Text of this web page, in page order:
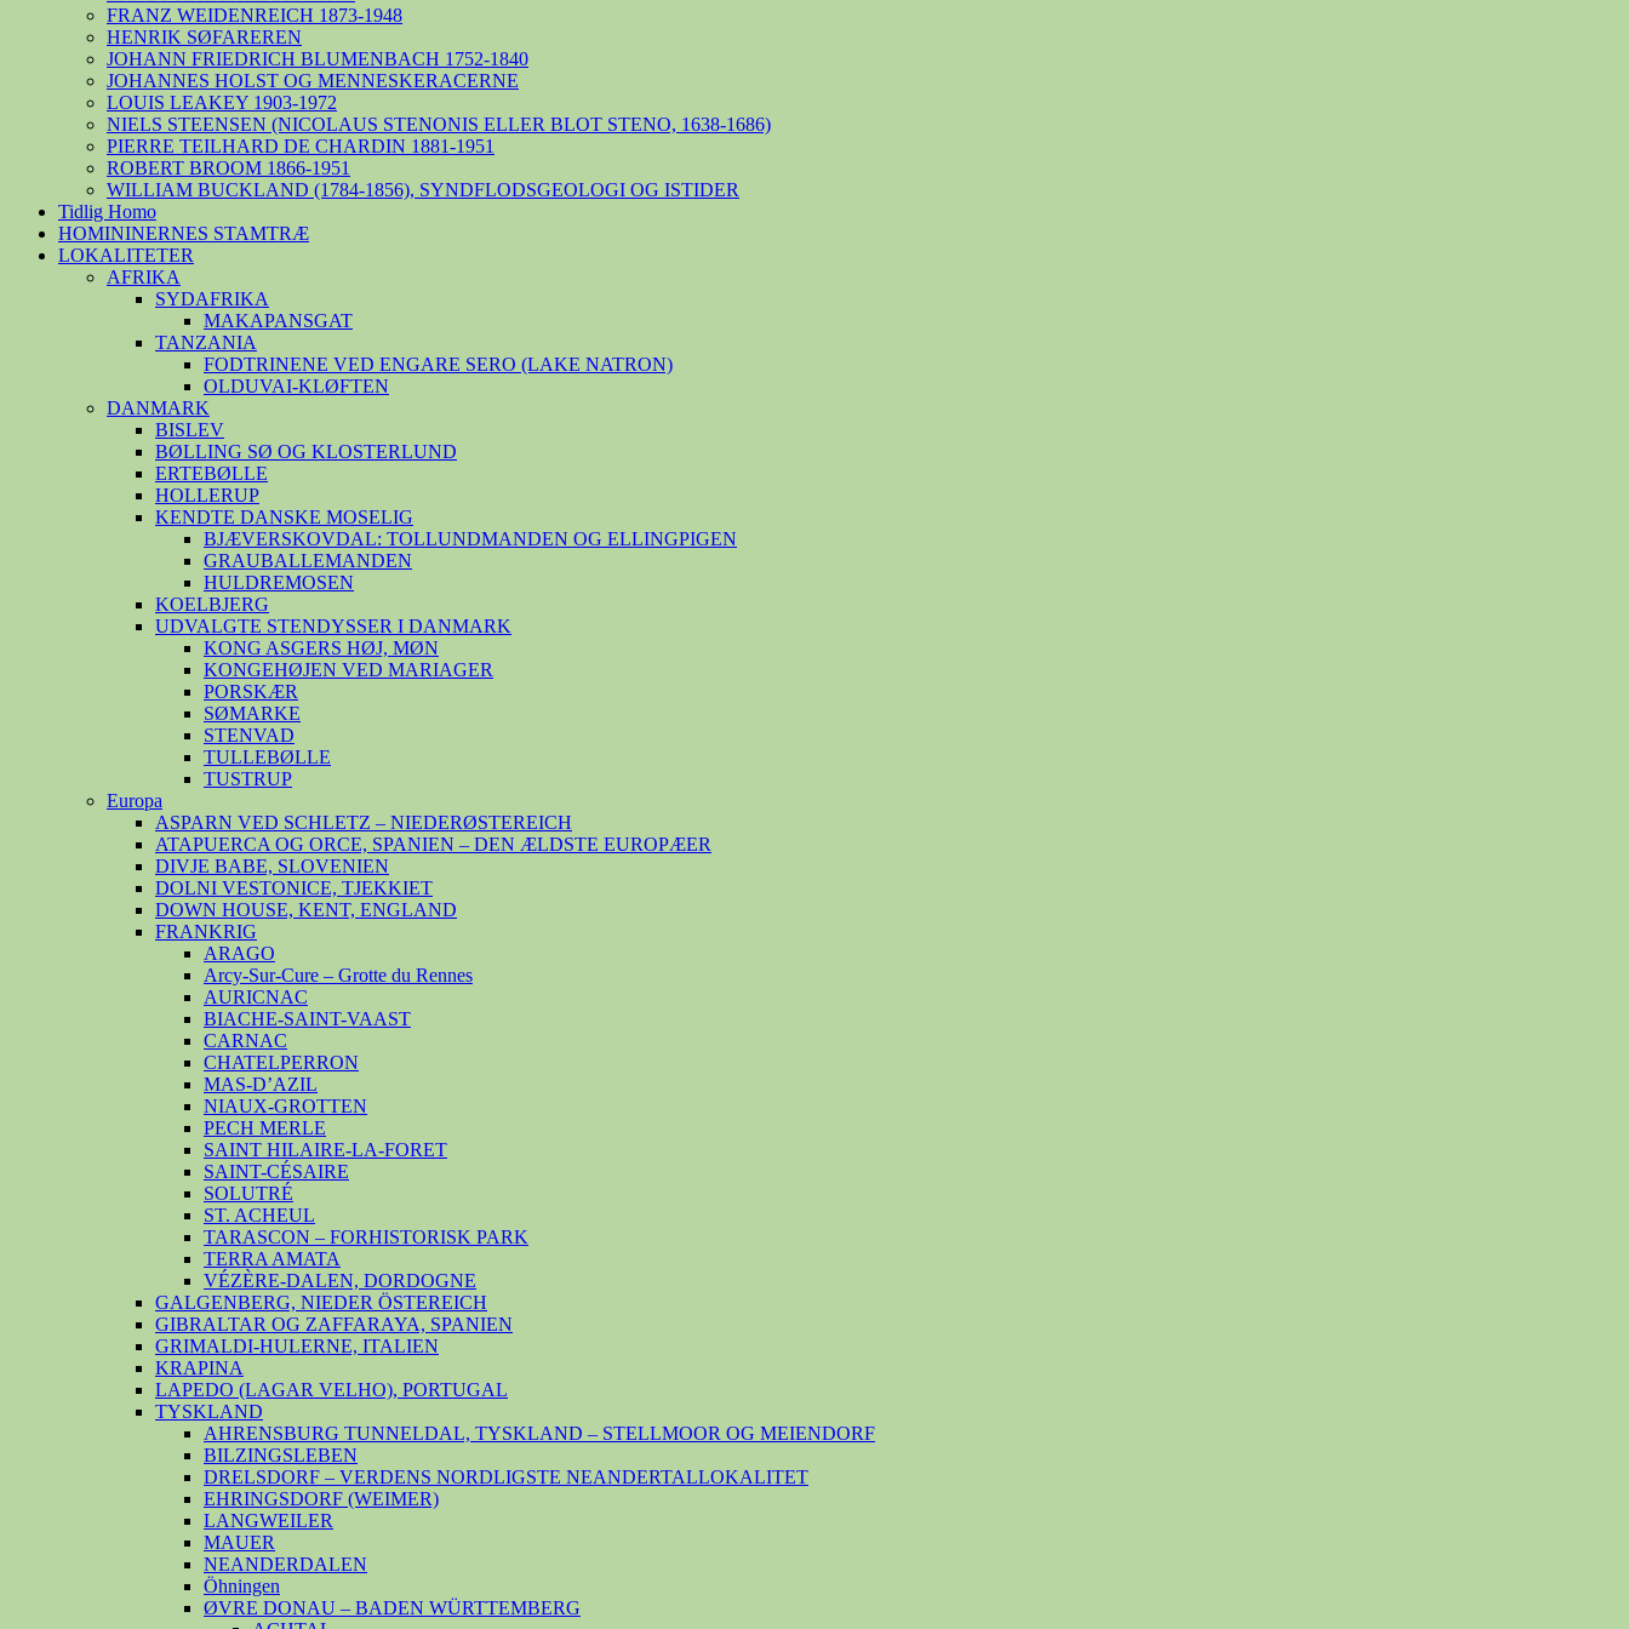
FRANZ WEIDENREICH 1873-1948
HENRIK SØFAREREN
JOHANN FRIEDRICH BLUMENBACH 1752-1840
JOHANNES HOLST OG MENNESKERACERNE
LOUIS LEAKEY 1903-1972
NIELS STEENSEN (NICOLAUS STENONIS ELLER BLOT STENO, 1638-1686)
PIERRE TEILHARD DE CHARDIN 1881-1951
ROBERT BROOM 1866-1951
WILLIAM BUCKLAND (1784-1856), SYNDFLODSGEOLOGI OG ISTIDER
Tidlig Homo
HOMININERNES STAMTRÆ
LOKALITETER
AFRIKA
SYDAFRIKA
MAKAPANSGAT
TANZANIA
FODTRINENE VED ENGARE SERO (LAKE NATRON)
OLDUVAI-KLØFTEN
DANMARK
BISLEV
BØLLING SØ OG KLOSTERLUND
ERTEBØLLE
HOLLERUP
KENDTE DANSKE MOSELIG
BJÆVERSKOVDAL: TOLLUNDMANDEN OG ELLINGPIGEN
GRAUBALLEMANDEN
HULDREMOSEN
KOELBJERG
UDVALGTE STENDYSSER I DANMARK
KONG ASGERS HØJ, MØN
KONGEHØJEN VED MARIAGER
PORSKÆR
SØMARKE
STENVAD
TULLEBØLLE
TUSTRUP
Europa
ASPARN VED SCHLETZ – NIEDERØSTEREICH
ATAPUERCA OG ORCE, SPANIEN – DEN ÆLDSTE EUROPÆER
DIVJE BABE, SLOVENIEN
DOLNI VESTONICE, TJEKKIET
DOWN HOUSE, KENT, ENGLAND
FRANKRIG
ARAGO
Arcy-Sur-Cure – Grotte du Rennes
AURICNAC
BIACHE-SAINT-VAAST
CARNAC
CHATELPERRON
MAS-D’AZIL
NIAUX-GROTTEN
PECH MERLE
SAINT HILAIRE-LA-FORET
SAINT-CÉSAIRE
SOLUTRÉ
ST. ACHEUL
TARASCON – FORHISTORISK PARK
TERRA AMATA
VÉZÈRE-DALEN, DORDOGNE
GALGENBERG, NIEDER ÖSTEREICH
GIBRALTAR OG ZAFFARAYA, SPANIEN
GRIMALDI-HULERNE, ITALIEN
KRAPINA
LAPEDO (LAGAR VELHO), PORTUGAL
TYSKLAND
AHRENSBURG TUNNELDAL, TYSKLAND – STELLMOOR OG MEIENDORF
BILZINGSLEBEN
DRELSDORF – VERDENS NORDLIGSTE NEANDERTALLOKALITET
EHRINGSDORF (WEIMER)
LANGWEILER
MAUER
NEANDERDALEN
Öhningen
ØVRE DONAU – BADEN WÜRTTEMBERG